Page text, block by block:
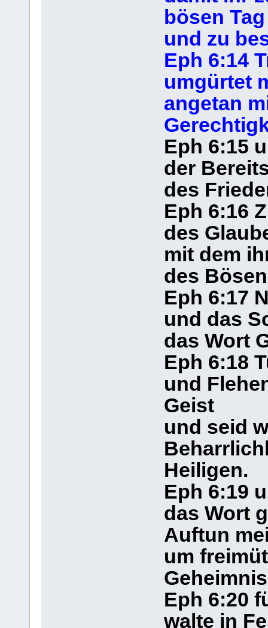
bösen
und zu
Eph 6:14
umgürtet
angetan
Eph 6:15
der
des
Eph 6:16
des
mit dem
des
Eph 6:17
und das
das Wort
Eph 6:18
und
Geist
und seid
Heiligen.
Eph 6:19
das Wort
Auftun
um
Eph 6:20
walte in